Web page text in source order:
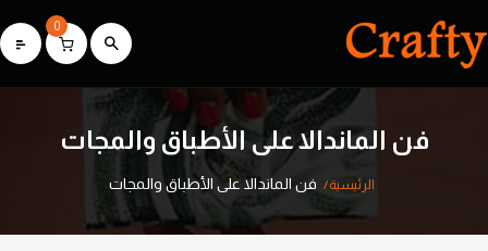
0
فن الماندالا على الأطباق والمجات
الرئيسية فن الماندالا على الأطباق والمجات